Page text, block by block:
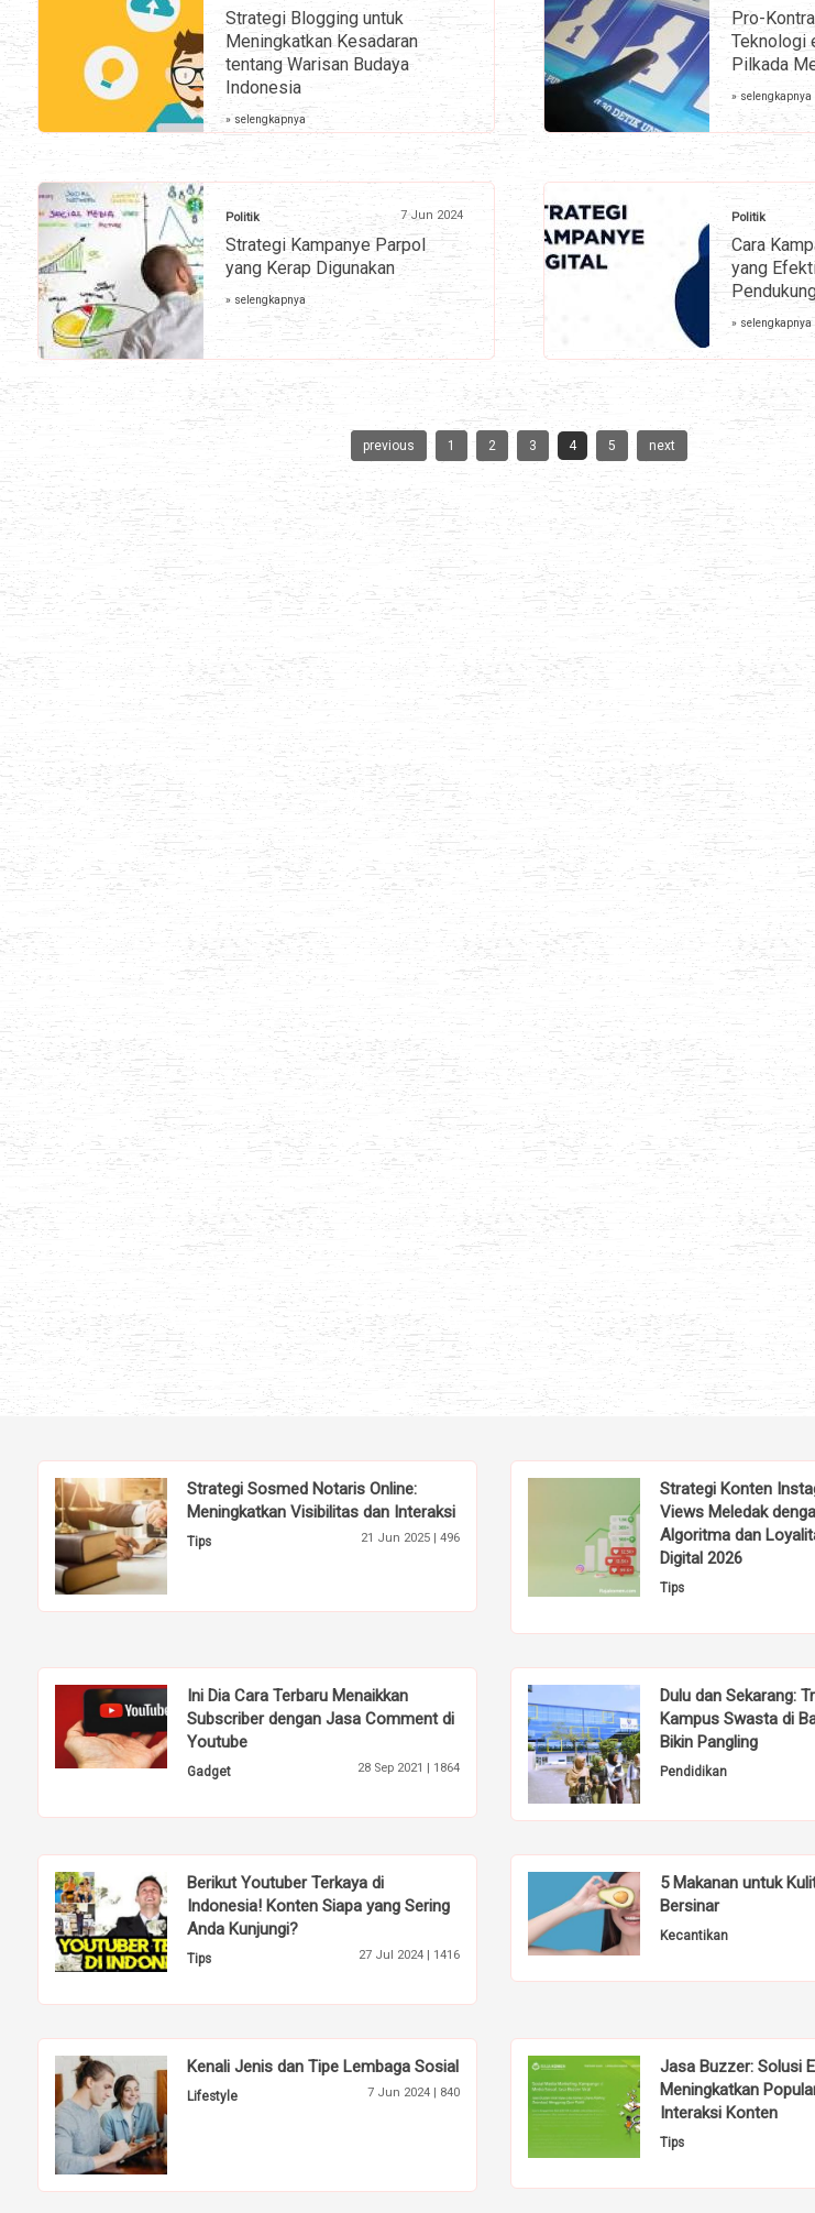
Strategi Blogging untuk
Meningkatkan Kesadaran
tentang Warisan Budaya
Indonesia
» selengkapnya
Pro-
Teknologi
Pilkada
» selengkapnya
Politik 7 Jun 2024
Strategi Kampanye Parpol
yang Kerap Digunakan
» selengkapnya
Politik
Cara
yang
» selengkapnya
previous 1 2 3 4 5 next
Strategi Sosmed Notaris Online:
Meningkatkan Visibilitas dan Interaksi
Tips 21 Jun 2025 | 496
Strategi Konten
Views Meledak
Algoritma dan
Digital 2026
Tips
Ini Dia Cara Terbaru Menaikkan
Subscriber dengan Jasa Comment di
Youtube
Gadget 28 Sep 2021 | 1864
Dulu dan Sekarang:
Kampus Swasta di
Bikin Pangling
Pendidikan
Berikut Youtuber Terkaya di
Indonesia! Konten Siapa yang Sering
Anda Kunjungi?
Tips 27 Jul 2024 | 1416
5 Makanan untuk
Bersinar
Kecantikan
Kenali Jenis dan Tipe Lembaga Sosial
Lifestyle 7 Jun 2024 | 840
Jasa Buzzer: Solusi
Meningkatkan
Interaksi Konten
Tips